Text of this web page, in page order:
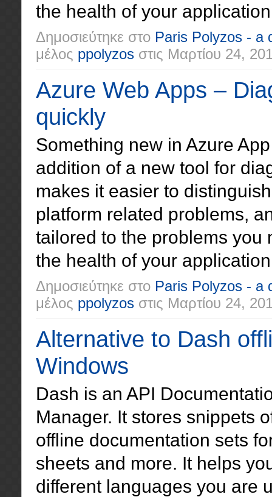
the health of your
Δημοσιεύτηκε στο Paris Polyzos - a
μέλος ppolyzos στις Μαρτίου 24,
Azure Web Apps –
quickly
Something new in Azure
addition of a new tool for
makes it easier to
platform related problems,
tailored to the problems you
the health of your
Δημοσιεύτηκε στο Paris Polyzos - a
μέλος ppolyzos στις Μαρτίου 24,
Alternative to Dash
Windows
Dash is an API
Manager. It stores snippets
offline documentation sets
sheets and more. It helps
different languages you are